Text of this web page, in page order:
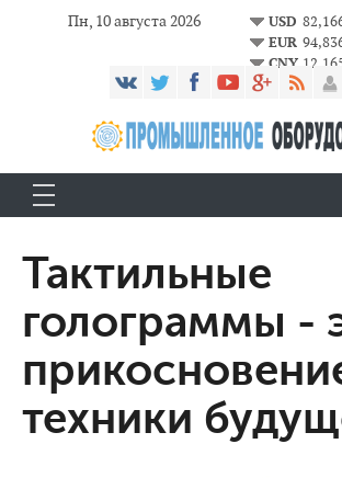
Пн, 10 августа 2026 USD
EUR
CNY
Тактильные
голограммы -
техники